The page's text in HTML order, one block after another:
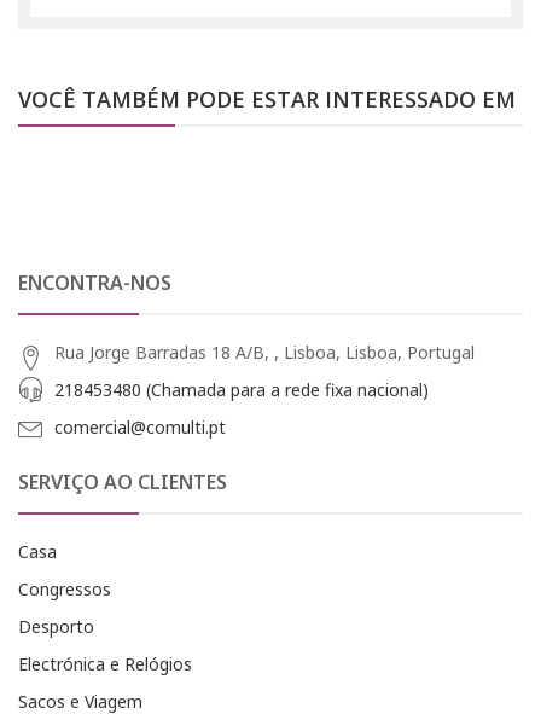
VOCÊ TAMBÉM PODE ESTAR INTERESSADO EM
ENCONTRA-NOS
Rua Jorge Barradas 18 A/B, , Lisboa, Lisboa, Portugal
218453480 (Chamada para a rede fixa nacional)
comercial@comulti.pt
SERVIÇO AO CLIENTES
Casa
Congressos
Desporto
Electrónica e Relógios
Sacos e Viagem